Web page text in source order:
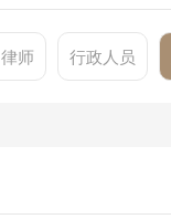
律师 行政人员